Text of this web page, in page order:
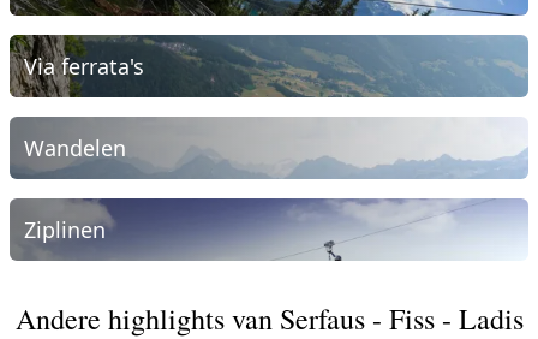
Via ferrata's
Wandelen
Ziplinen
Andere highlights van Serfaus - Fiss - Ladis